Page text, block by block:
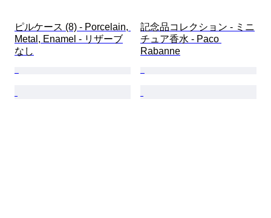
ピルケース (8) - Porcelain,
Metal, Enamel - リザーブ
なし
記念品コレクション - ミニ
チュア香水 - Paco
Rabanne